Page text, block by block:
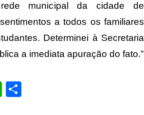
municipal da cidade de
a todos os familiares
Determinei à Secretaria
a imediata apuração do fato.”
WhatsApp